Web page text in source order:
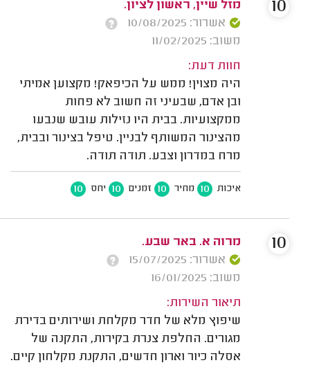
מזל שיין, ראשון לציון.
אשרור: 10/08/2025
משוב: 11/02/2025
חוות דעת:
היה מצוין! ממש על הכיפאק! מקצוען אמיתי
ובן אדם, שבעיני זה חשוב לא פחות
ממקצועיות. בבית היו נזילות עובש שנבעו
מהצינור המשותף לבניין. טיפל בצינור ובבית,
מרח במדרון וצבע. תודה תודה.
איכות 10 מחיר 10 זמנים 10 יחס 10
10
מרוה א. באר שבע.
אשרור: 15/07/2025
משוב: 16/01/2025
תיאור השירות:
שיפוץ מלא של חדר מקלחת ושירותים בדירת
מגורים. החלפת צנרת בקירות, התקנה של
אסלה כיור וארון חדשים, התקנת מקלחון קיים.
10